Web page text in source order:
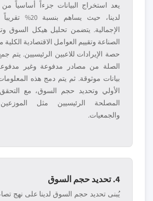
يعد استخراج البيانات جزءاً أساسياً
لدينا، حيث يساهم
الإجمالية. يتضمن تحليل هيكل السوق
الصناعة وتقييم العوامل الاقتصادية
حصة الإيرادات للاعبين الرئيسيين. يتم
الصلة من مصادر مدفوعة وغير مدفوعة
بيانات موثوقة. ثم يتم دمج هذه
الأولي وتحديد حجم السوق، مع
المصلحة الرئيسيين مثل
والجمعيات.
4. تحديد حجم السوق
يُبنى تحديد حجم السوق لدينا على نهج